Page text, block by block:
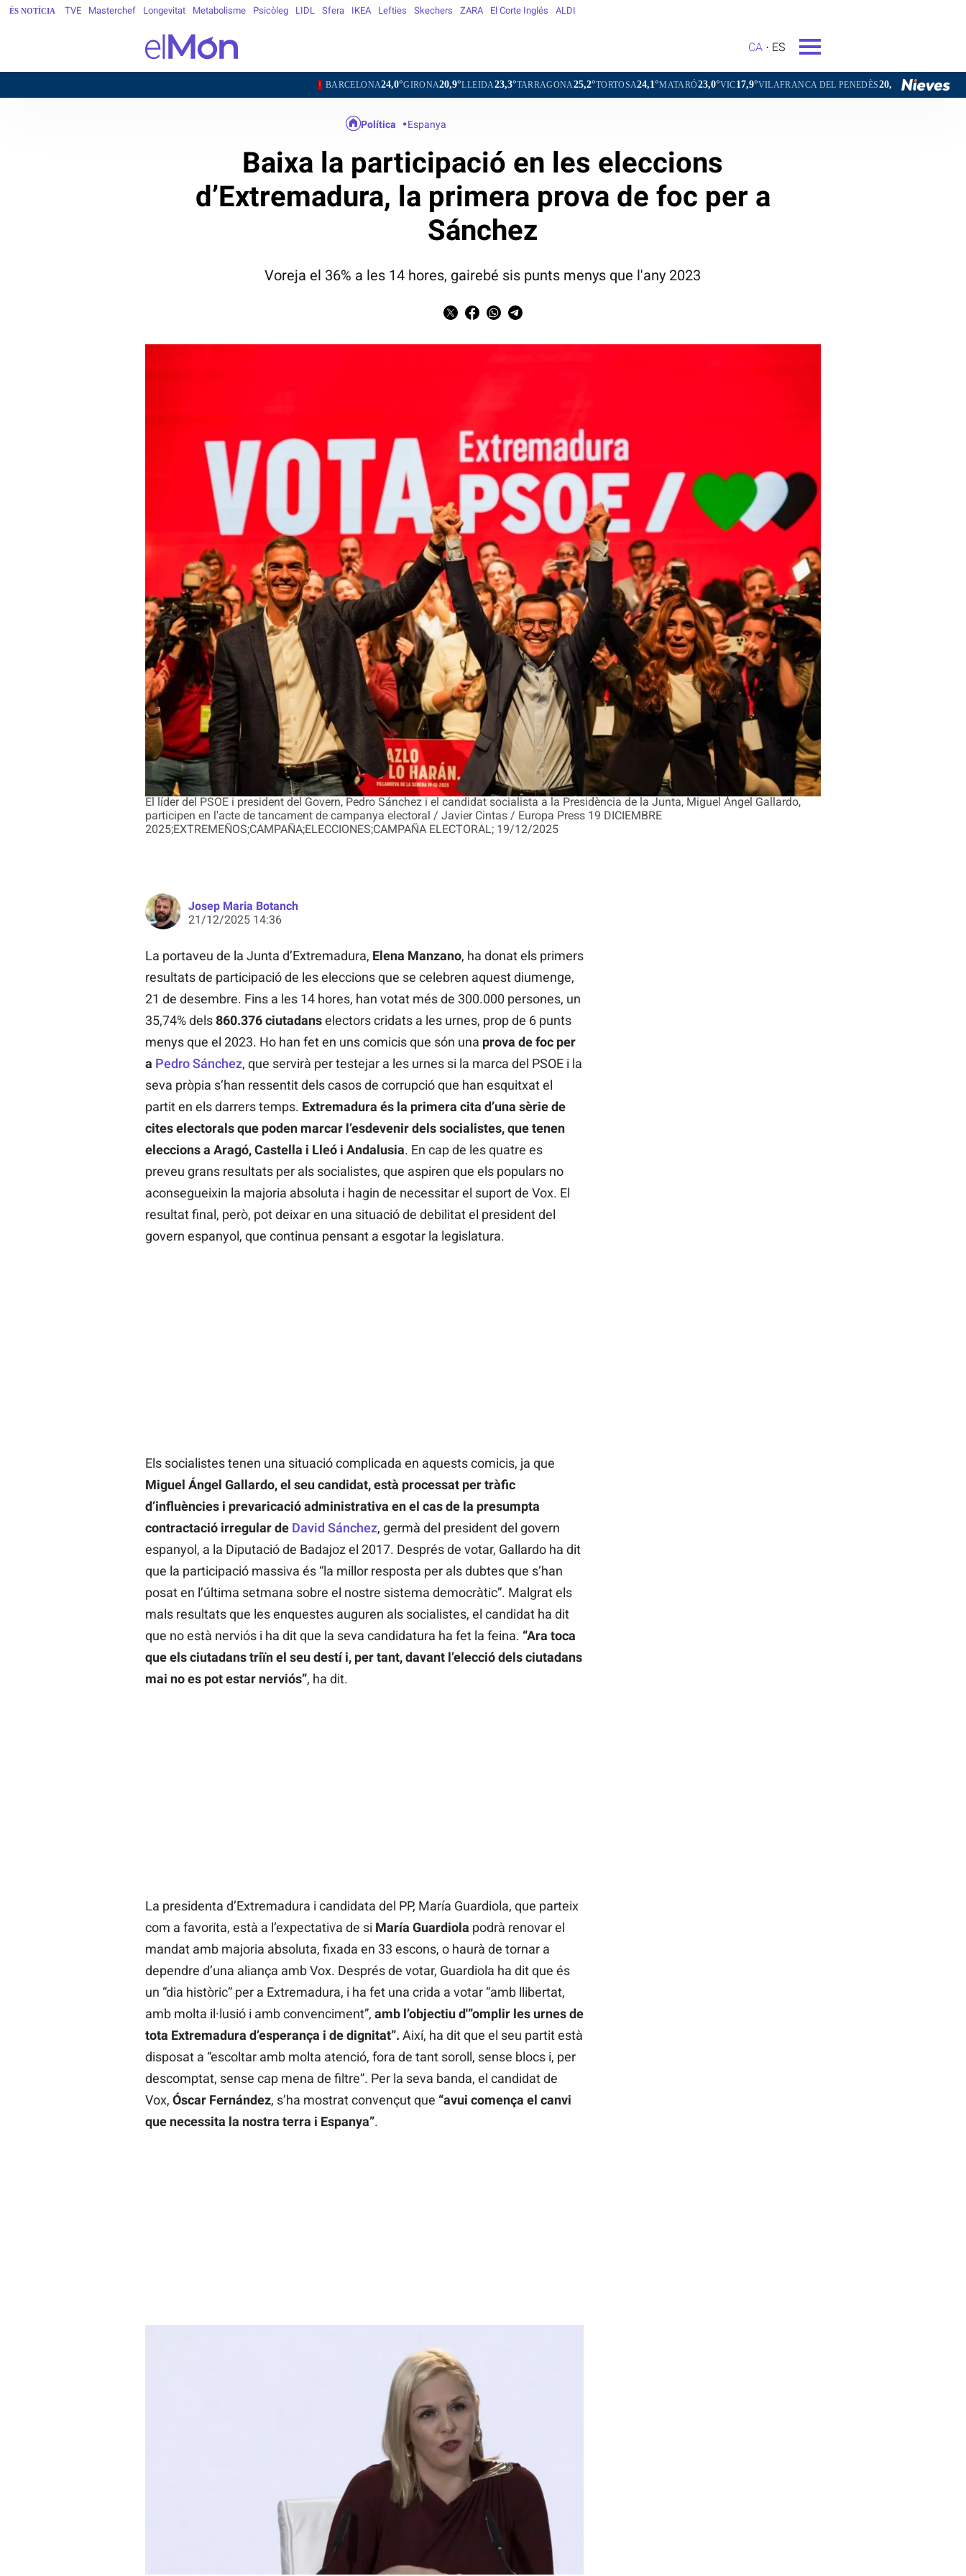
ÉS NOTÍCIA TVE Masterchef Longevitat Metabolisme Psicòleg LIDL Sfera IKEA Lefties Skechers ZARA El Corte Inglés ALDI
CA ES
BARCELONA24,0°GIRONA20,9°LLEIDA23,3°TARRAGONA25,2°TORTOSA24,1°MATARÓ23,0°VIC17,9°VILAFRANCA DEL PENEDÈS20,9° VILANOVA I LA GELTRÚ23,7°
El líder del PSOE i president del Govern, Pedro Sánchez i el candidat socialista a la Presidència de la Junta, Miguel Ángel Gallardo,
participen en l'acte de tancament de campanya electoral / Javier Cintas / Europa Press 19 DICIEMBRE
2025;EXTREMEÑOS;CAMPAÑA;ELECCIONES;CAMPAÑA ELECTORAL; 19/12/2025
Política Espanya
Baixa la participació en les eleccions
d’Extremadura, la primera prova de foc per a
Sánchez
Voreja el 36% a les 14 hores, gairebé sis punts menys que l'any 2023
Josep Maria Botanch
21/12/2025 14:36
La portaveu de la Junta d’Extremadura, Elena Manzano, ha donat els primers
resultats de participació de les eleccions que se celebren aquest diumenge,
21 de desembre. Fins a les 14 hores, han votat més de 300.000 persones, un
35,74% dels860.376 ciutadanselectors cridats a les urnes, prop de 6 punts
menys que el 2023. Ho han fet en uns comicis que són una prova de foc per
a Pedro Sánchez, que servirà per testejar a les urnes si la marca del PSOE i la
seva pròpia s’han ressentit dels casos de corrupció que han esquitxat el
partit en els darrers temps. Extremadura és la primera cita d’una sèrie de
cites electorals que poden marcar l’esdevenir dels socialistes, que tenen
eleccions a Aragó, Castella i Lleó i Andalusia. En cap de les quatre es
preveu grans resultats per als socialistes, que aspiren que els populars no
aconsegueixin la majoria absoluta i hagin de necessitar el suport de Vox. El
resultat final, però, pot deixar en una situació de debilitat el president del
govern espanyol, que continua pensant a esgotar la legislatura.
Els socialistes tenen una situació complicada en aquests comicis, ja que
Miguel Ángel Gallardo, el seu candidat, està processat per tràfic
d’influències i prevaricació administrativa en el cas de la presumpta
contractació irregular de David Sánchez, germà del president del govern
espanyol, a la Diputació de Badajoz el 2017. Després de votar, Gallardo ha dit
que la participació massiva és “la millor resposta per als dubtes que s’han
posat en l’última setmana sobre el nostre sistema democràtic”. Malgrat els
mals resultats que les enquestes auguren als socialistes, el candidat ha dit
que no està nerviós i ha dit que la seva candidatura ha fet la feina. “Ara toca
que els ciutadans triïn el seu destí i, per tant, davant l’elecció dels ciutadans
mai no es pot estar nerviós”, ha dit.
La presidenta d’Extremadura i candidata del PP, María Guardiola, que parteix
com a favorita, està a l’expectativa de si María Guardiola podrà renovar el
mandat amb majoria absoluta, fixada en 33 escons, o haurà de tornar a
dependre d’una aliança amb Vox. Després de votar, Guardiola ha dit que és
un “dia històric” per a Extremadura, i ha fet una crida a votar “amb llibertat,
amb molta il·lusió i amb convenciment”, amb l’objectiu d'”omplir les urnes de
tota Extremadura d’esperança i de dignitat”. Així, ha dit que el seu partit està
disposat a “escoltar amb molta atenció, fora de tant soroll, sense blocs i, per
descomptat, sense cap mena de filtre”. Per la seva banda, el candidat de
Vox, Óscar Fernández, s’ha mostrat convençut que “avui comença el canvi
que necessita la nostra terra i Espanya”.